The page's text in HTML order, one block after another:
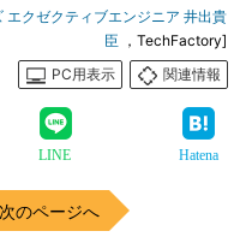
クゼクティブエンジニア 井出貴
臣 ，TechFactory]
PC用表示
関連情報
LINE Hatena
次のページへ